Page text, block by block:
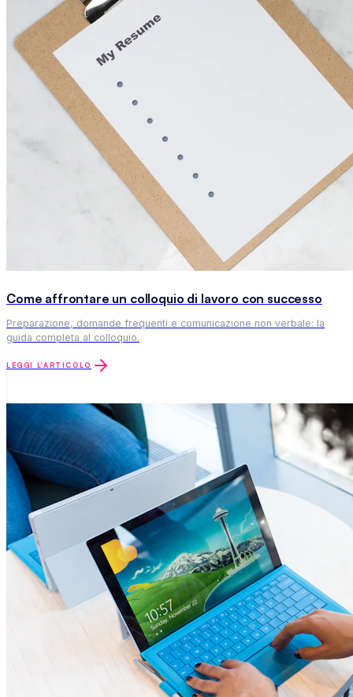
Come affrontare un colloquio di lavoro con successo
Preparazione, domande frequenti e comunicazione non verbale: la
guida completa al colloquio.
LEGGI L'ARTICOLO